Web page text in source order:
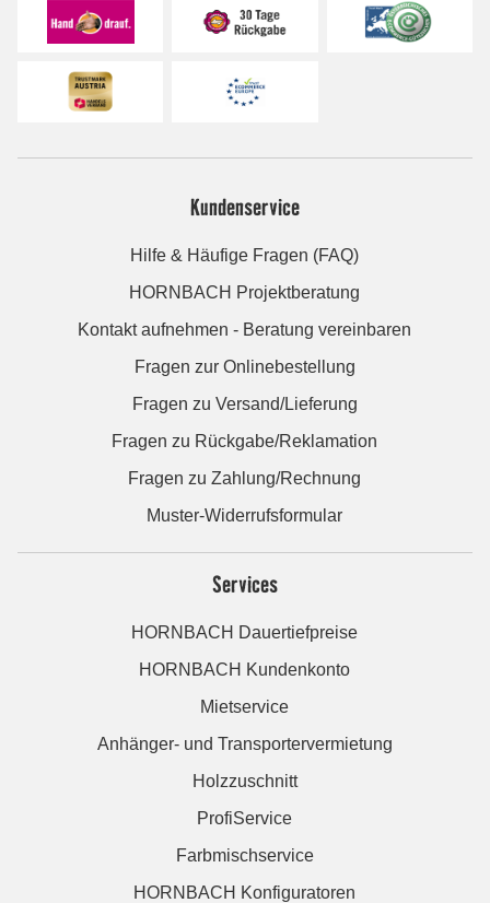
Kundenservice
Hilfe & Häufige Fragen (FAQ)
HORNBACH Projektberatung
Kontakt aufnehmen - Beratung vereinbaren
Fragen zur Onlinebestellung
Fragen zu Versand/Lieferung
Fragen zu Rückgabe/Reklamation
Fragen zu Zahlung/Rechnung
Muster-Widerrufsformular
Services
HORNBACH Dauertiefpreise
HORNBACH Kundenkonto
Mietservice
Anhänger- und Transportervermietung
Holzzuschnitt
ProfiService
Farbmischservice
HORNBACH Konfiguratoren